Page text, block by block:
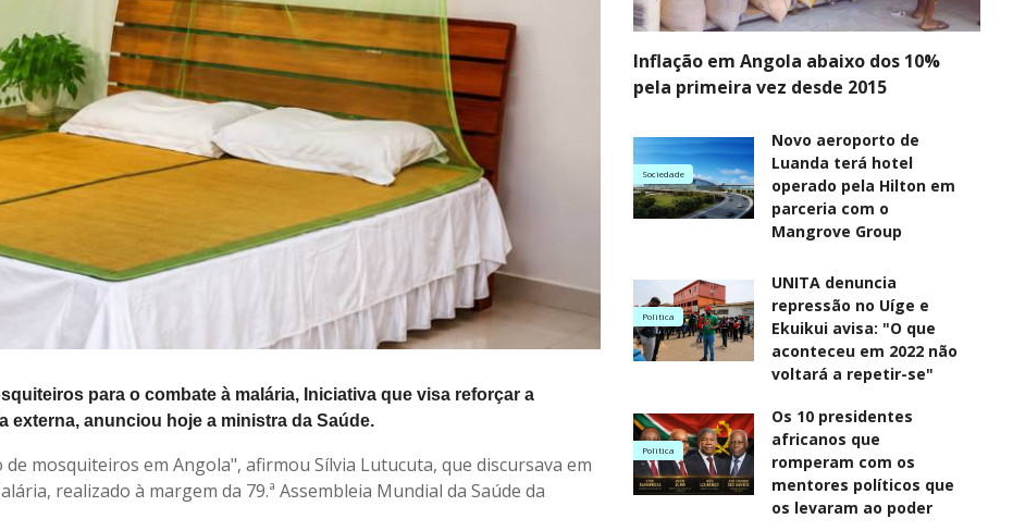
para o combate à malária, Iniciativa que visa reforçar a
externa, anunciou hoje a ministra da Saúde.
mosquiteiros em Angola", afirmou Sílvia Lutucuta, que discursava em
realizado à margem da 79.ª Assembleia Mundial da Saúde da
Inflação em Angola abaixo dos 10%
pela primeira vez desde 2015
Sociedade
Novo aeroporto de
Luanda terá hotel
operado pela Hilton em
parceria com o
Mangrove Group
Politica
UNITA denuncia
repressão no Uíge e
Ekuikui avisa: "O que
aconteceu em 2022 não
voltará a repetir-se"
Politica
Os 10 presidentes
africanos que
romperam com os
mentores políticos que
os levaram ao poder